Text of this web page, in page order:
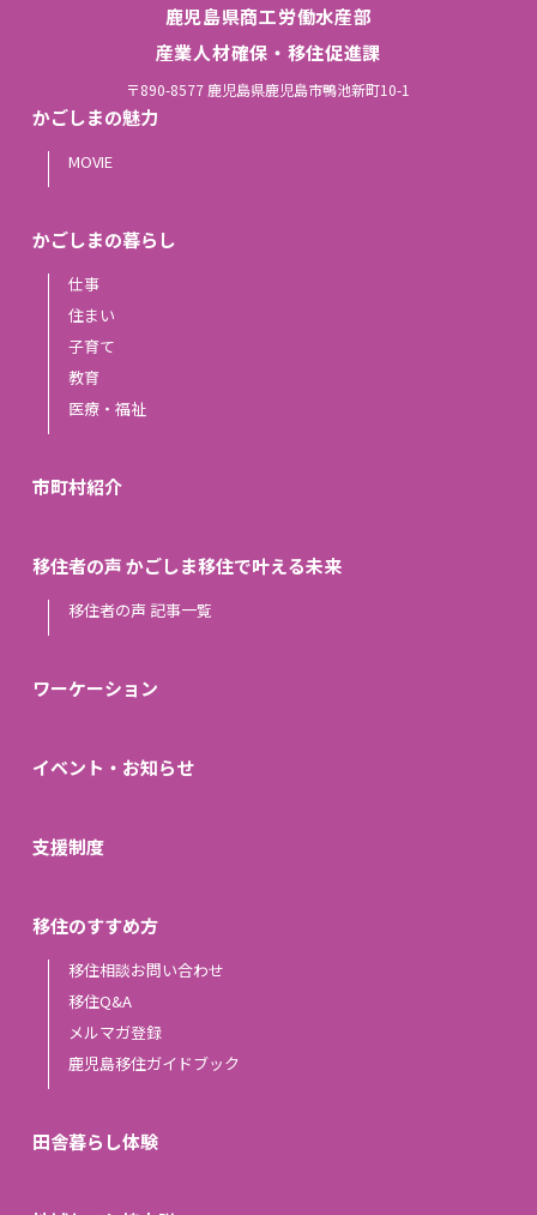
鹿児島県商工労働水産部
産業人材確保・移住促進課
〒890-8577 鹿児島県鹿児島市鴨池新町10-1
かごしまの魅力
MOVIE
かごしまの暮らし
仕事
住まい
子育て
教育
医療・福祉
市町村紹介
移住者の声 かごしま移住で叶える未来
移住者の声 記事一覧
ワーケーション
イベント・お知らせ
支援制度
移住のすすめ方
移住相談お問い合わせ
移住Q&A
メルマガ登録
鹿児島移住ガイドブック
田舎暮らし体験